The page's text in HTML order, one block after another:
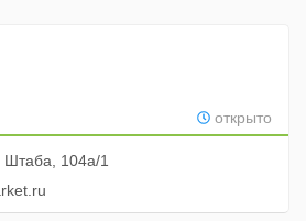
открыто
Штаба, 104а/1